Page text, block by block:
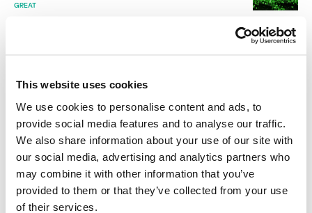
This website uses cookies
We use cookies to personalise content and ads, to
provide social media features and to analyse our traffic.
We also share information about your use of our site with
our social media, advertising and analytics partners who
may combine it with other information that you’ve
provided to them or that they’ve collected from your use
of their services.
GREAT
Evolución de las amenazas informáticas en
el primer trimestre de 2023. Estadísticas
de computadoras personales
AMR